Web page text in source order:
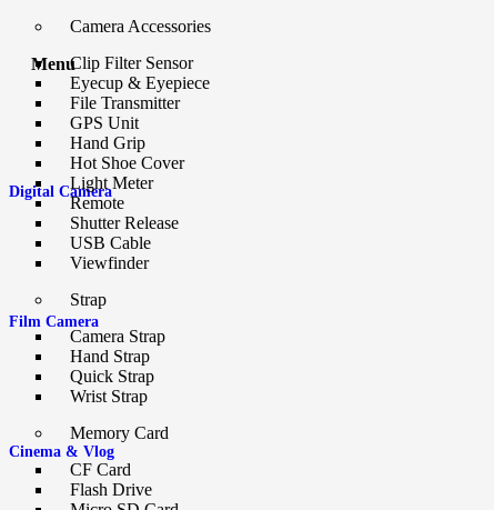
Camera Accessories
Clip Filter Sensor
Eyecup & Eyepiece
File Transmitter
GPS Unit
Hand Grip
Hot Shoe Cover
Light Meter
Remote
Shutter Release
USB Cable
Viewfinder
Strap
Camera Strap
Hand Strap
Quick Strap
Wrist Strap
Memory Card
CF Card
Flash Drive
Menu
Digital Camera
Film Camera
Cinema & Vlog